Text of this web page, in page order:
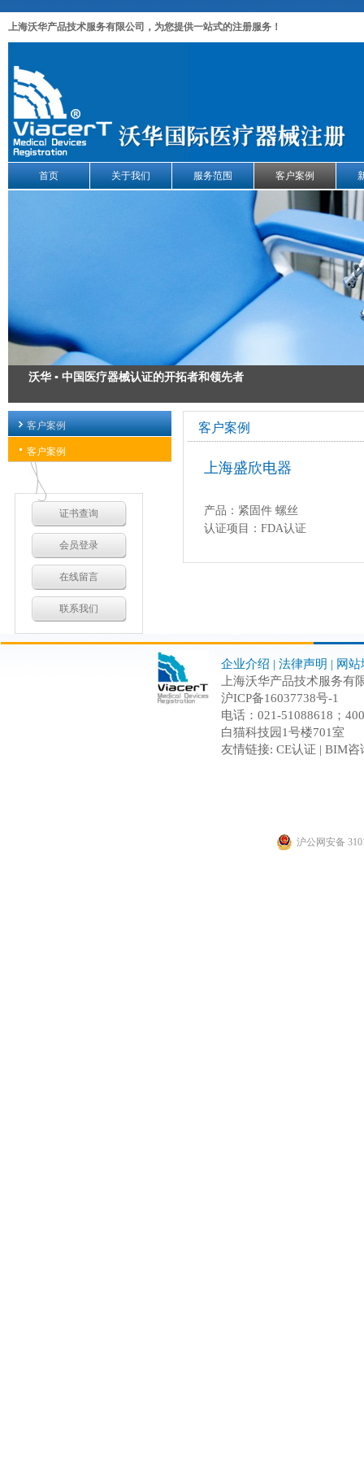
上海沃华产品技术服务有限公司，为您提供一站式的注册服务！
首页 关于我们 服务范围 客户案例
沃华 ▪ 中国医疗器械认证的开拓者和领先者
医疗器械注册 ▪ 为您的安全承诺
医疗器械出口认证 ▪ 出口方案解决专家
医疗器械GMP质量管理规范 ▪ 我们力求精益求精
客户案例
客户案例
证书查询
会员登录
在线留言
联系我们
客户案例
上海盛欣电器
产品：紧固件 螺丝
认证项目：FDA认证
企业介绍 | 法律声明 | 网站
上海沃华产品技术服务有
沪ICP备16037738号-1
电话：021-51088618；
白猫科技园1号楼701室
友情链接: CE认证 | BIM咨
沪公网安备